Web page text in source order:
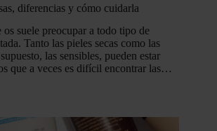
diferencias y cómo cuidarla
suele preocupar a todo tipo de
Tanto las pieles secas como las
las sensibles, pueden estar
que a veces es difícil encontrar las…